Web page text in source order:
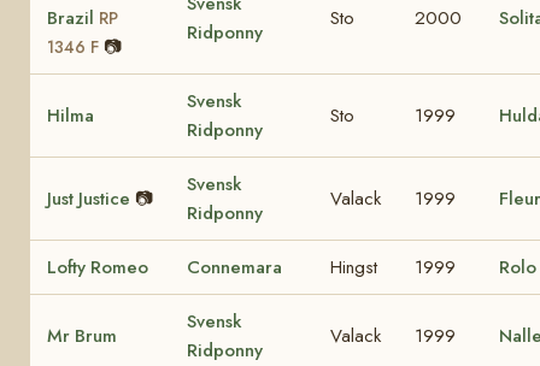
Brazil RP
1346 F 📷
Ridponny
Sto 2000
Hilma
Svensk
Ridponny
Sto 1999
Just Justice 📷
Svensk
Ridponny
Valack 1999
Lofty Romeo Connemara Hingst 1999 Rolo
Mr Brum
Svensk
Ridponny
Valack 1999